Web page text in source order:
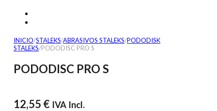
INICIO/STALEKS/ABRASIVOS STALEKS/PODODISK
STALEKS/PODODISC PRO S
PODODISC PRO S
12,55 € IVA Incl.